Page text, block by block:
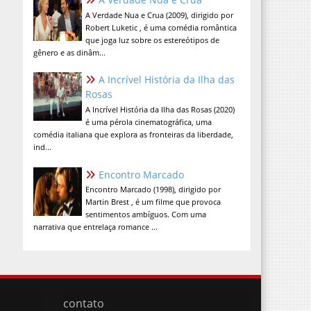
A Verdade Nua e Crua (2009), dirigido por
Robert Luketic , é uma comédia romântica
que joga luz sobre os estereótipos de
gênero e as dinâm...
A Incrível História da Ilha das
Rosas
A Incrível História da Ilha das Rosas (2020)
é uma pérola cinematográfica, uma
comédia italiana que explora as fronteiras da liberdade,
ind...
Encontro Marcado
Encontro Marcado (1998), dirigido por
Martin Brest , é um filme que provoca
sentimentos ambíguos. Com uma
narrativa que entrelaça romance ...
contato